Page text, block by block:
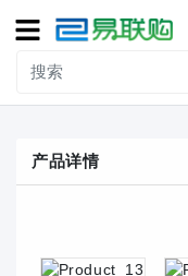
导
航
接线端子
联系我们
产品详情